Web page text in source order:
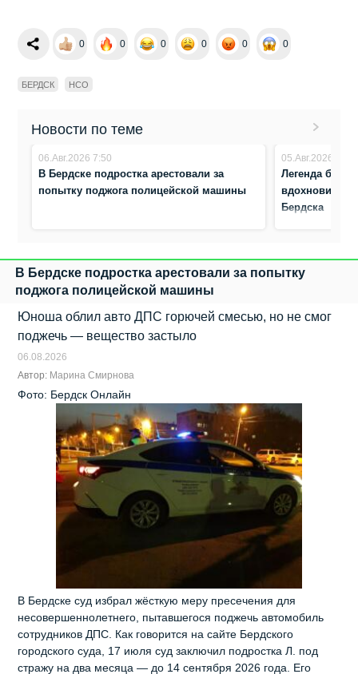
0 0 0 0 0 0
БЕРДСК НСО
Новости по теме
06.Авг.2026 7:50
В Бердске подростка арестовали за
попытку поджога полицейской машины
05.Авг.2026 8:17
Легенда
вдохновила
Бердска
В Бердске подростка арестовали за попытку
поджога полицейской машины
Юноша облил авто ДПС горючей смесью, но не смог
поджечь — вещество застыло
06.08.2026
Автор: Марина Смирнова
Фото: Бердск Онлайн
В Бердске суд избрал жёсткую меру пресечения для
несовершеннолетнего, пытавшегося поджечь автомобиль
сотрудников ДПС. Как говорится на сайте Бердского
городского суда, 17 июля суд заключил подростка Л. под
стражу на два месяца — до 14 сентября 2026 года. Его